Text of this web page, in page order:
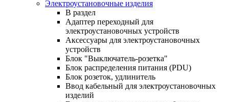
Электроустановочные изделия
В раздел
Адаптер переходный для
электроустановочных устройств
Аксессуары для электроустановочных
устройств
Блок "Выключатель-розетка"
Блок распределения питания (PDU)
Блок розеток, удлинитель
Ввод кабельный для электроустановочных
изделий